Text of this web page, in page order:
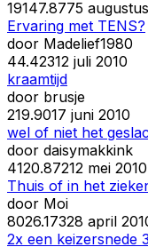
19147.8775
Ervaring met TENS?
door Madelief1980
44.42312 juli 2010
kraamtijd
door brusje
219.9017 juni 2010
wel of niet het
door daisymakkink
4120.87212 mei 2010
Thuis of in het
door Moi
8026.17328 april
2x een keizersnede